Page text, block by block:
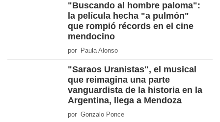
"Buscando al hombre paloma":
la película hecha "a pulmón"
que rompió récords en el cine
mendocino
por Paula Alonso
"Saraos Uranistas", el musical
que reimagina una parte
vanguardista de la historia en la
Argentina, llega a Mendoza
por Gonzalo Ponce